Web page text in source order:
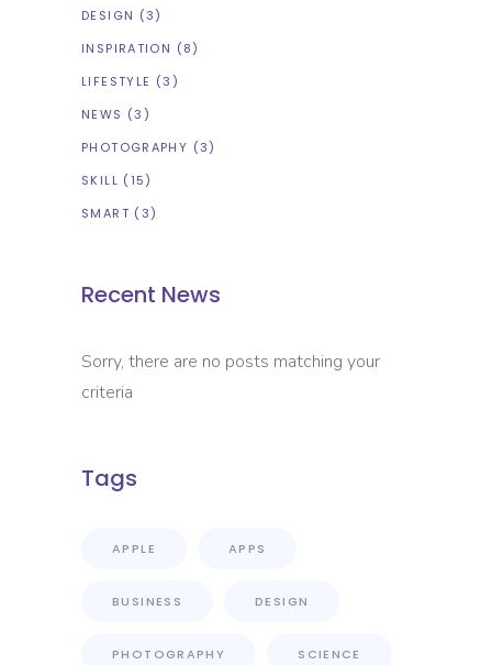
DESIGN (3)
INSPIRATION (8)
LIFESTYLE (3)
NEWS (3)
PHOTOGRAPHY (3)
SKILL (15)
SMART (3)
Recent News
Sorry, there are no posts matching your
criteria
Tags
APPLE APPS
BUSINESS DESIGN
PHOTOGRAPHY SCIENCE